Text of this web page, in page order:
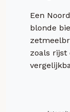
Een
blonde
zoals rijst